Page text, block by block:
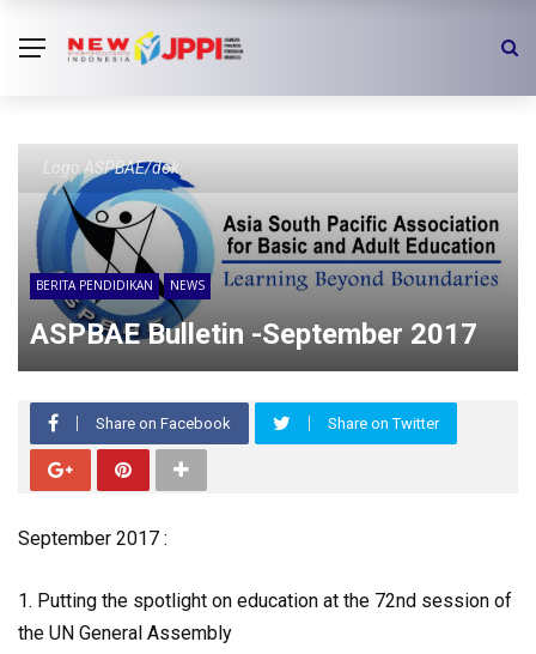
Logo ASPBAE/dok.
BERITA PENDIDIKAN NEWS
ASPBAE Bulletin -September 2017
Share on Facebook Share on Twitter
September 2017 :
1. Putting the spotlight on education at the 72nd session of
the UN General Assembly